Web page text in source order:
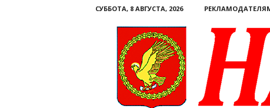
СУББОТА, 8 АВГУСТА, 2026